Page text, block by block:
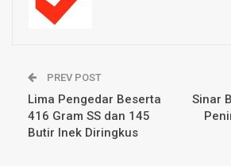
PREV POST
Lima Pengedar Beserta
416 Gram SS dan 145
Butir Inek Diringkus
Sinar